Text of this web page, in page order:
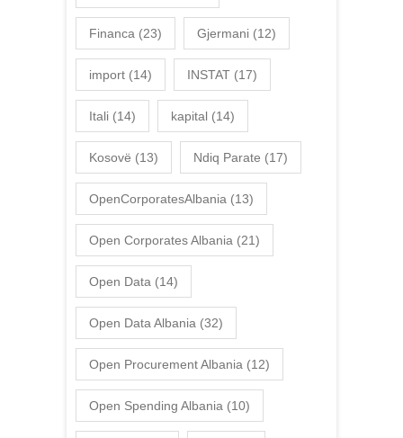
Financa (23) Gjermani (12)
import (14) INSTAT (17)
Itali (14) kapital (14)
Kosovë (13) Ndiq Parate (17)
OpenCorporatesAlbania (13)
Open Corporates Albania (21)
Open Data (14)
Open Data Albania (32)
Open Procurement Albania (12)
Open Spending Albania (10)